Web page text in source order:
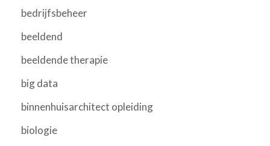
bedrijfsbeheer
beeldend
beeldende therapie
big data
binnenhuisarchitect opleiding
biologie